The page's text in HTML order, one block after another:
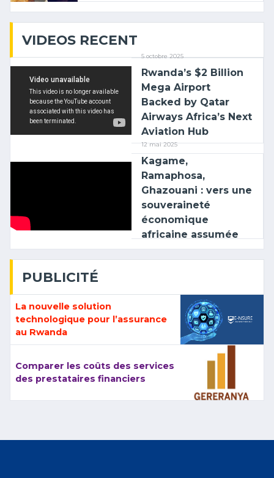
VIDEOS RECENT
5 octobre 2025
Rwanda’s $2 Billion
Mega Airport
Backed by Qatar
Airways Africa’s Next
Aviation Hub
12 mai 2025
Kagame,
Ramaphosa,
Ghazouani : vers une
souveraineté
économique
africaine assumée
PUBLICITÉ
La nouvelle solution
technologique pour l’assurance
au Rwanda
Comparer les coûts des services
des prestataires financiers